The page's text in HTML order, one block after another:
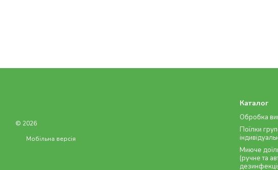
© 2026
Мобільна версія
Каталог
Обробка
Поїлки
Миюче
(ручне та